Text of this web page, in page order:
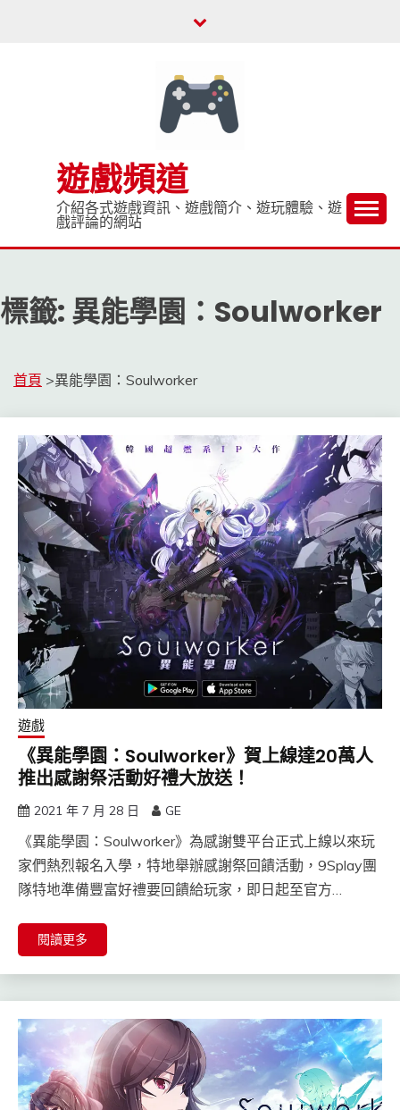
遊戲頻道
介紹各式遊戲資訊、遊戲簡介、遊玩體驗、遊
戲評論的網站
標籤: 異能學園：Soulworker
首頁 >異能學園：Soulworker
遊戲
《異能學園：Soulworker》賀上線達20萬人
推出感謝祭活動好禮大放送！
2021 年 7 月 28 日 GE
《異能學園：Soulworker》為感謝雙平台正式上線以來玩
家們熱烈報名入學，特地舉辦感謝祭回饋活動，9Splay團
隊特地準備豐富好禮要回饋給玩家，即日起至官方…
閱讀更多